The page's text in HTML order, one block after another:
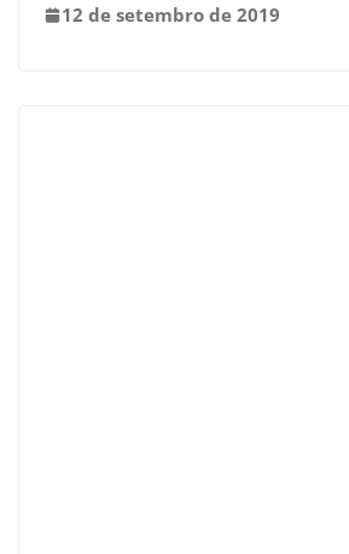
12 de setembro de 2019